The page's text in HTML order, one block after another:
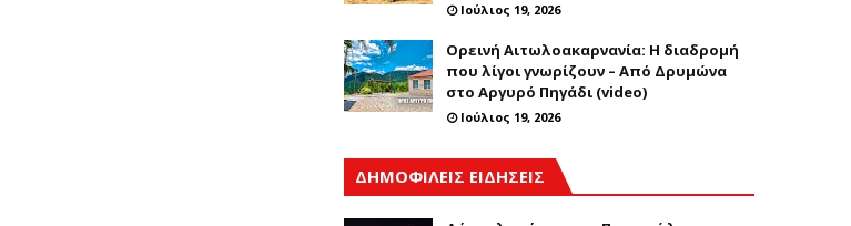
Ιούλιος 19, 2026
Ορεινή Αιτωλοακαρνανία: Η διαδρομή
που λίγοι γνωρίζουν – Από Δρυμώνα
στο Αργυρό Πηγάδι (video)
Ιούλιος 19, 2026
ΔΗΜΟΦΙΛΕΙΣ ΕΙΔΗΣΕΙΣ